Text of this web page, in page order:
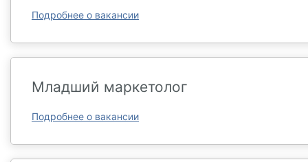
Подробнее о вакансии
Младший маркетолог
Подробнее о вакансии